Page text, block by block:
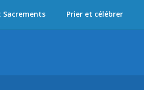
Sacrements Prier et célébrer